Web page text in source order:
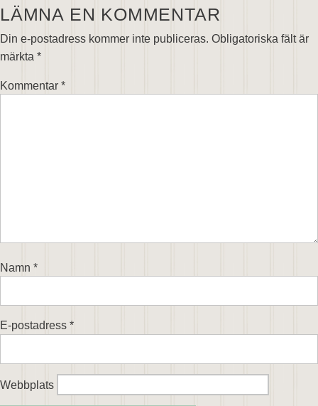
LÄMNA EN KOMMENTAR
Din e-postadress kommer inte publiceras. Obligatoriska fält är
märkta *
Kommentar *
Namn *
E-postadress *
Webbplats